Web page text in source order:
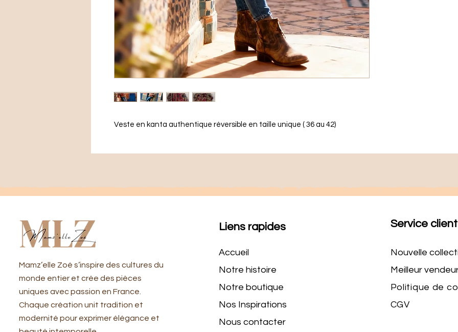
Veste en kanta authentique réversible en taille unique ( 36 au 42)
​Mamz’elle Zoé s’inspire des cultures du
monde entier et crée des pièces
uniques avec passion en France.
Chaque création unit tradition et
modernité pour exprimer élégance et
Liens rapides
Accueil
Notre histoire
Notre boutique
Nos Inspirations
Nous contacter
Service client
Nouvelle
Meilleur
Politique de
CGV